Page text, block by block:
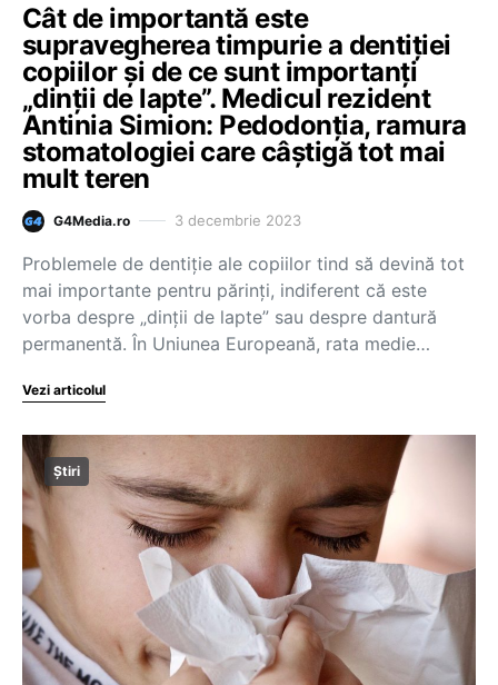
Cât de importantă este
supravegherea timpurie a dentiției
copiilor și de ce sunt importanți
„dinții de lapte”. Medicul rezident
Antinia Simion: Pedodonția, ramura
stomatologiei care câștigă tot mai
mult teren
G4Media.ro 3 decembrie 2023
Problemele de dentiție ale copiilor tind să devină tot
mai importante pentru părinți, indiferent că este
vorba despre „dinții de lapte” sau despre dantură
permanentă. În Uniunea Europeană, rata medie…
Vezi articolul
Știri